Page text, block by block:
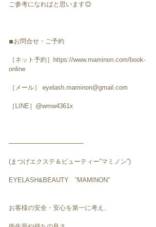
ご参考になればと思います😊
◾︎お問合せ・ご予約
［ネット予約］https://www.maminon.com/book-
online
［メール］ eyelash.maminon@gmail.com
［LINE］@wmw4361x
─────────────────
(まつげエクステ＆ビューティー”マミノン”)
EYELASH&BEAUTY　”MAMINON”
お客様の安全・安心を第一に考え、